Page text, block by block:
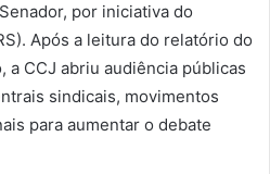
por iniciativa do
Após a leitura do relatório do
a CCJ abriu audiência públicas
sindicais, movimentos
para aumentar o debate